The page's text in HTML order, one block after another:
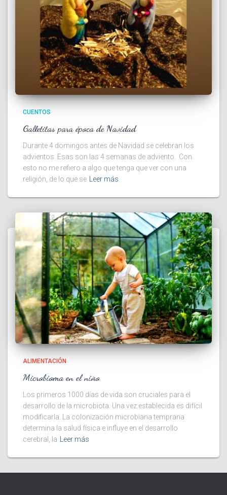
CUENTOS
Galletitas para época de Navidad
Durante 4 domingos antes de Navidad se celebran los
advientos. Esas son las 4 semanas de adviento. Con
esto no me refiero a algo que tenga que ver con una
religión, de lo que se Leer más
ALIMENTACIÓN
Microbioma en el niño
Los primeros 1000 días de vida son cruciales para el
desarrollo de la microbiota. Una vez establecida es difícil
modificarla. La colonización microbiana temprana
determina la salud física e influye en el desarrollo
cerebral, la
Leer más